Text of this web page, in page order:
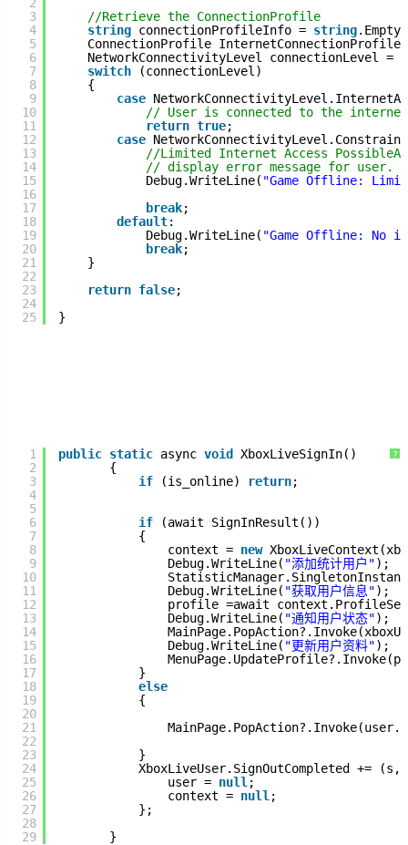
3
4
5
6
7
8
9
10
11
12
13
14
15
16
17
18
19
20
21
22
23
24
25
//Retrieve the ConnectionProfile
string connectionProfileInfo = string.Empty;
ConnectionProfile
NetworkConnectivityLevel connectionLevel
switch
(connectionLevel)
{
case
// User is connected to the
return true;
case
//Limited Internet Access
// display error message for user.
Debug.WriteLine( "Game Offline:
break;
default:
Debug.WriteLine( "Game Offline: No
break;
}
return false;
}
?
1
2
3
4
5
6
7
8
9
10
11
12
13
14
15
16
17
18
19
20
21
22
23
24
25
26
27
28
29
public static async void
XboxLiveSignIn()
{
if
(is_online) return;
if
(await SignInResult())
{
context = new
Debug.WriteLine( "添加统计用户");
Debug.WriteLine( "获取用户信息");
profile =await
Debug.WriteLine( "通知用户状态");
Debug.WriteLine( "更新用户资料");
}
else
{
}
XboxLiveUser.SignOutCompleted +=
user = null ;
context = null ;
};
}